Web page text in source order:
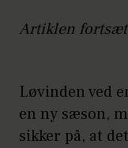
Artiklen
Løvinden ved
en ny sæson,
sikker på, at